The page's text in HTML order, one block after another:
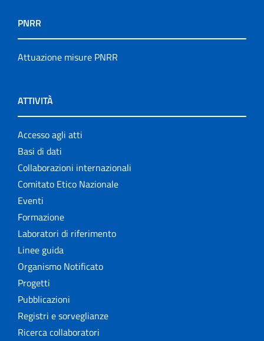
PNRR
Attuazione misure PNRR
ATTIVITÀ
Accesso agli atti
Basi di dati
Collaborazioni internazionali
Comitato Etico Nazionale
Eventi
Formazione
Laboratori di riferimento
Linee guida
Organismo Notificato
Progetti
Pubblicazioni
Registri e sorveglianze
Ricerca collaboratori